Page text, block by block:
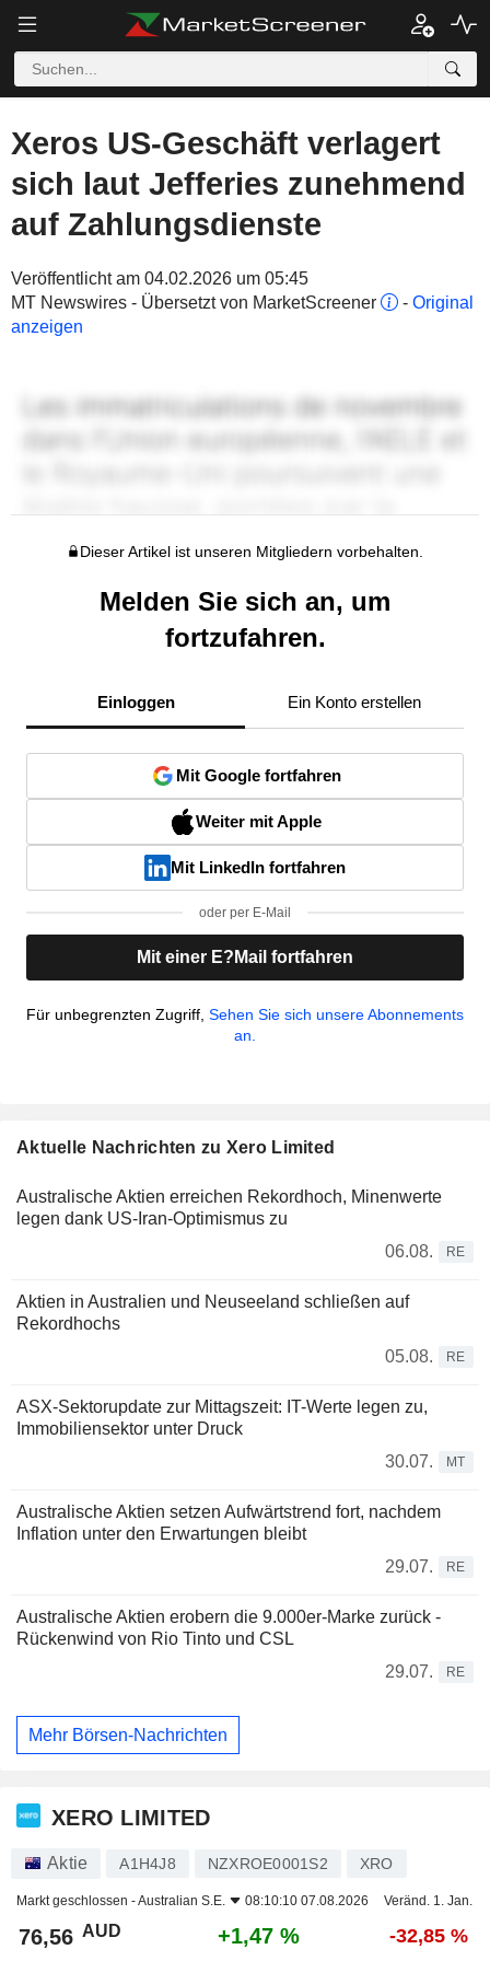
Xeros US-Geschäft verlagert
sich laut Jefferies zunehmend
auf Zahlungsdienste
Veröffentlicht am 04.02.2026 um 05:45
MT Newswires - Übersetzt von MarketScreener
- Original
anzeigen
Dieser Artikel ist unseren Mitgliedern vorbehalten.
Melden Sie sich an, um
fortzufahren.
Einloggen Ein Konto erstellen
Mit Google fortfahren
Weiter mit Apple
Mit LinkedIn fortfahren
oder per E-Mail
Mit einer E?Mail fortfahren
Für unbegrenzten Zugriff, Sehen Sie sich unsere Abonnements
an.
Aktuelle Nachrichten zu Xero Limited
Australische Aktien erreichen Rekordhoch, Minenwerte
legen dank US-Iran-Optimismus zu
06.08.
RE
Aktien in Australien und Neuseeland schließen auf
Rekordhochs
05.08.
RE
ASX-Sektorupdate zur Mittagszeit: IT-Werte legen zu,
Immobiliensektor unter Druck
30.07.
MT
Australische Aktien setzen Aufwärtstrend fort, nachdem
Inflation unter den Erwartungen bleibt
29.07.
RE
Australische Aktien erobern die 9.000er-Marke zurück -
Rückenwind von Rio Tinto und CSL
29.07.
RE
Mehr Börsen-Nachrichten
XERO LIMITED
Aktie A1H4J8 NZXROE0001S2 XRO
Markt geschlossen -Australian S.E. 08:10:10 07.08.2026 Veränd. 1. Jan.
76,56 AUD +1,47 % -32,85 %